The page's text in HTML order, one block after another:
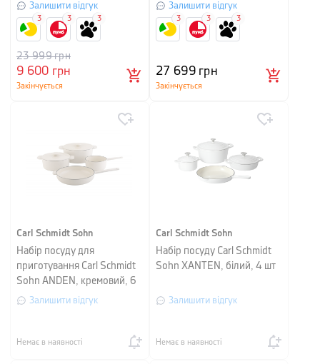
Залишити відгук
9 600 грн
23 999грн
Закінчується
3 3 3
Залишити відгук
27 699грн
Закінчується
3 3 3
Carl Schmidt Sohn
Набір посуду для
приготування Carl Schmidt
Sohn ANDEN, кремовий, 6
предметів
Залишити відгук
Немає в наявності
Carl Schmidt Sohn
Набір посуду Carl Schmidt
Sohn XANTEN, білий, 4 шт
Залишити відгук
Немає в наявності